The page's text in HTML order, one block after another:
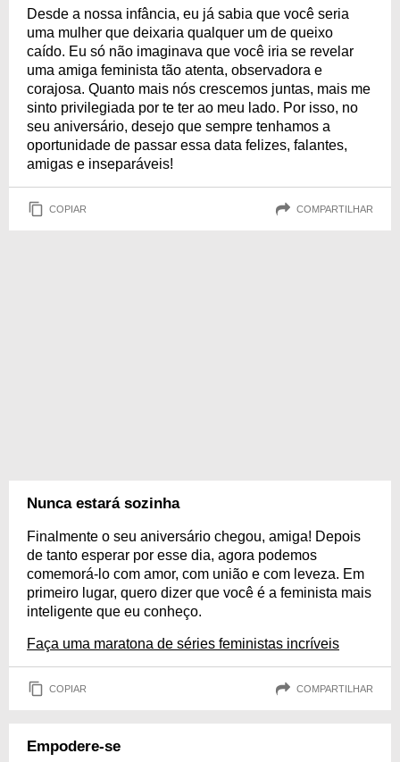
Desde a nossa infância, eu já sabia que você seria
uma mulher que deixaria qualquer um de queixo
caído. Eu só não imaginava que você iria se revelar
uma amiga feminista tão atenta, observadora e
corajosa. Quanto mais nós crescemos juntas, mais me
sinto privilegiada por te ter ao meu lado. Por isso, no
seu aniversário, desejo que sempre tenhamos a
oportunidade de passar essa data felizes, falantes,
amigas e inseparáveis!
COPIAR COMPARTILHAR
Nunca estará sozinha
Finalmente o seu aniversário chegou, amiga! Depois
de tanto esperar por esse dia, agora podemos
comemorá-lo com amor, com união e com leveza. Em
primeiro lugar, quero dizer que você é a feminista mais
inteligente que eu conheço.
Faça uma maratona de séries feministas incríveis
COPIAR COMPARTILHAR
Empodere-se